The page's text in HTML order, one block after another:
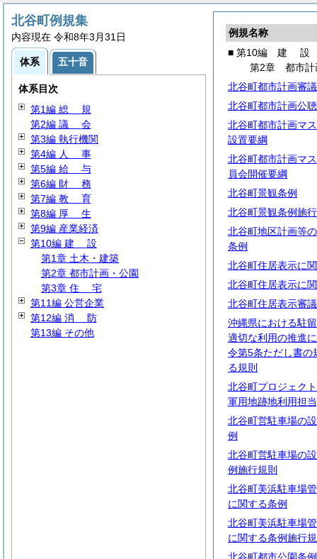
例規名称
■ 第10編 建 設
第2章 都市計
北谷町都市計画審
北谷町都市計画公
北谷町都市計画マ
設置要綱
北谷町都市計画マ
員会開催要綱
北谷町景観条例
北谷町景観条例施
北谷町地区計画等
条例
北谷町住居表示に
北谷町住居表示に
北谷町住居表示審
沖縄県における駐
適切な利用の推進
令第5条ただし書の
る規則
北谷町プロジェク
軍用地跡地利用担
北谷町営駐車場の
例
北谷町営駐車場の
例施行規則
北谷町美浜駐車場
に関する条例
北谷町美浜駐車場
に関する条例施行
北谷町例規集
内容現在 令和8年3月31日
体系 五十音
体系目次
第1編 総 規
第2編 議 会
第3編 執行機関
第4編 人 事
第5編 給 与
第6編 財 務
第7編 教 育
第8編 厚 生
第9編 産業経済
第10編 建 設
第1章 土木・建築
第2章 都市計画・公園
第3章 住 宅
第11編 公営企業
第12編 消 防
第13編 その他